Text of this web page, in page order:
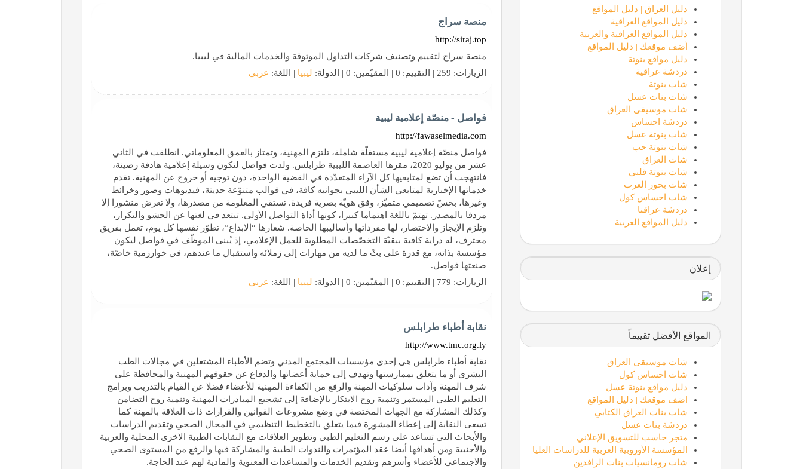
منصة سراج
http://siraj.top
منصة سراج لتقييم وتصنيف شركات التداول الموثوقة والخدمات المالية في ليبيا.
الزيارات: 259 | التقييم: 0 | المقيّمين: 0 | الدولة:
ليبيا | اللغة: عربي
فواصل - منصّة إعلامية ليبية
http://fawaselmedia.com
فواصل منصّة إعلامية ليبية مستقلّة شاملة، تلتزم المهنية، وتمتاز بالعمق المعلوماتي. انطلقت في الثاني
عشر من يوليو 2020، مقرها العاصمة الليبية طرابلس. ولدت فواصل لتكون وسيلة إعلامية هادفة رصينة،
فانتهجت أن تضع لمتابعيها كل الآراء المتعدّدة في القضية الواحدة، دون توجيه أو خروج عن المهنية. تقدم
خدماتها الإخبارية لمتابعي الشأن الليبي بجوانبه كافة، في قوالب متنوّعة حديثة، فيديوهات وصور وخرائط
وغيرها، بحسّ تصميمي متميّز، وفق هويّة بصرية فريدة. تستقي المعلومة من مصدرها، ولا تعرض منشورا إلا
مردفا بالمصدر. تهتمّ باللغة اهتماما كبيرا، كونها أداة التواصل الأولى. تبتعد في لغتها عن الحشو والتكرار،
وتلزم الإيجاز والاختصار، لها مفرداتها وأساليبها الخاصة. شعارها “الإبداع”، تطوّر نفسها كل يوم، تعمل بفريق
محترف، له دراية كافية ببقيّة التخصّصات المطلوبة للعمل الإعلامي، إذ يُبنى الموظّف في فواصل ليكون
مؤسسة بذاته، مع قدرة على بثّ ما لديه من مهارات إلى زملائه واستقبال ما عندهم، في خوارزمية خاصّة،
صنعتها فواصل.
الزيارات: 779 | التقييم: 0 | المقيّمين: 0 | الدولة:
ليبيا | اللغة: عربي
نقابة أطباء طرابلس
http://www.tmc.org.ly
نقابة أطباء طرابلس هى إحدى مؤسسات المجتمع المدني وتضم الأطباء المشتغلين في مجالات الطب
البشري أو ما يتعلق بممارستها وتهدف إلى حماية أعضائها والدفاع عن حقوقهم المهنية والمحافظة على
شرف المهنة وآداب سلوكيات المهنة والرفع من الكفاءة المهنية للأعضاء فضلا عن القيام بالتدريب وبرامج
التعليم الطبي المستمر وتنمية روح الابتكار بالإضافة إلى تشجيع المبادرات المهنية وتنمية روح التضامن
وكذلك المشاركة مع الجهات المختصة في وضع مشروعات القوانين والقرارات ذات العلاقة بالمهنة كما
تسعى النقابة إلى إعطاء المشورة فيما يتعلق بالتخطيط التنظيمي في المجال الصحي وتقديم الدراسات
والأبحاث التي تساعد على رسم التعليم الطبي وتطوير العلاقات مع النقابات الطبية الاخرى المحلية والعربية
والأجنبية ومن أهدافها أيضا عقد المؤتمرات والندوات الطبية والمشاركة فيها والرفع من المستوى الصحي
والاجتماعي للأعضاء وأسرهم وتقديم الخدمات والمساعدات المعنوية والمادية لهم عند الحاجة.
دليل العراق | دليل المواقع
دليل المواقع العراقية
دليل المواقع العراقية والعربية
أضف موقعك | دليل المواقع
دليل مواقع بنوتة
دردشة عراقية
شات بنوتة
شات بنات عسل
شات موسيقى العراق
دردشة احساس
شات بنوتة عسل
شات بنوتة حب
شات العراق
شات بنوتة قلبي
شات بحور العرب
شات احساس كول
دردشة عراقنا
دليل المواقع العربية
إعلان
المواقع الأفضل تقييماً
شات موسيقى العراق
شات احساس كول
دليل مواقع بنوتة عسل
اضف موقعك | دليل المواقع
شات بنات العراق الكتابي
دردشة بنات عسل
متجر حاسب للتسويق الإعلاني
المؤسسة الأوروبية العربية للدراسات العليا
شات رومانسيات بنات الرافدين